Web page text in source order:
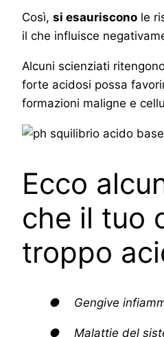
Così, si esauriscono le
il che influisce
Alcuni scienziati
forte acidosi possa
formazioni maligne e
Ecco
che il tuo
troppo
● Gengive
● Malattie del